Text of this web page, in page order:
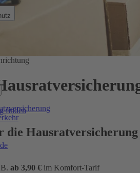
finden
die Hausratversicherung
ab 3,90 € im Komfort-Tarif